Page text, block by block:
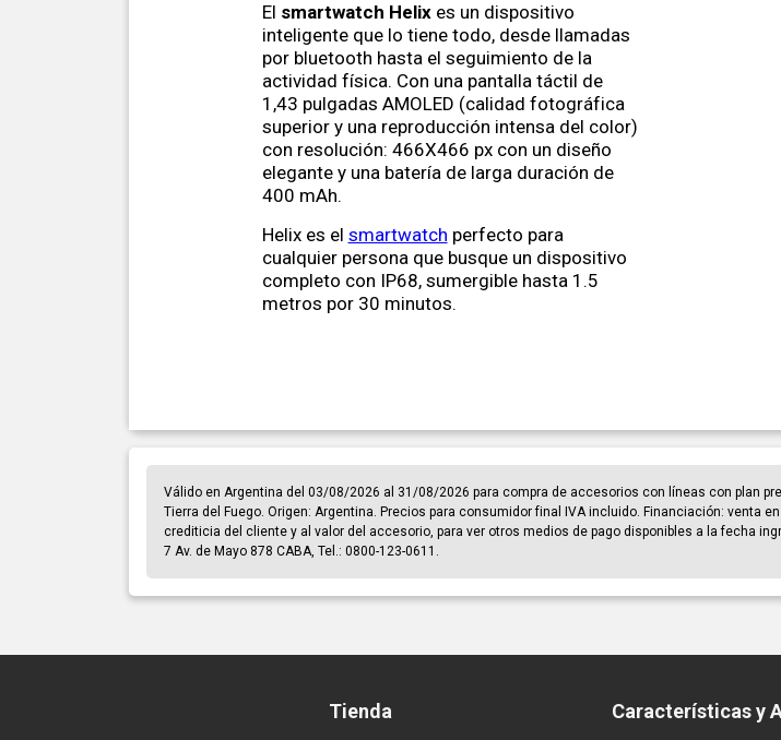
El smartwatch Helixes un dispositivo
inteligente que lo tiene todo, desde llamadas
por bluetooth hasta el seguimiento de la
actividad física. Con una pantalla táctil de
1,43 pulgadas AMOLED (calidad fotográfica
superior y una reproducción intensa del color)
con resolución: 466X466 px con un diseño
elegante y una batería de larga duración de
400 mAh.
Helix es el smartwatch perfecto para
cualquier persona que busque un dispositivo
completo con IP68, sumergible hasta 1.5
metros por 30 minutos.
Válido en Argentina del 03/08/2026 al 31/08/2026 para compra de accesorios con líneas con plan
Tierra del Fuego. Origen: Argentina. Precios para consumidor final IVA incluido. Financiación: venta
crediticia del cliente y al valor del accesorio, para ver otros medios de pago disponibles a la fecha
7 Av. de Mayo 878 CABA, Tel.: 0800-123-0611.
Tienda Características y